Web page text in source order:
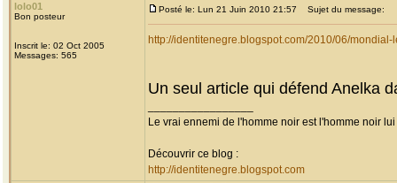
lolo01
Bon posteur
Inscrit le: 02 Oct 2005
Messages: 565
Posté le: Lun 21 Juin 2010 21:57 Sujet du message:
http://identitenegre.blogspot.com/2010/06/
Un seul article qui défend Anelka
Le vrai ennemi de l'homme noir est l'homme noir
Découvrir ce blog :
http://identitenegre.blogspot.com